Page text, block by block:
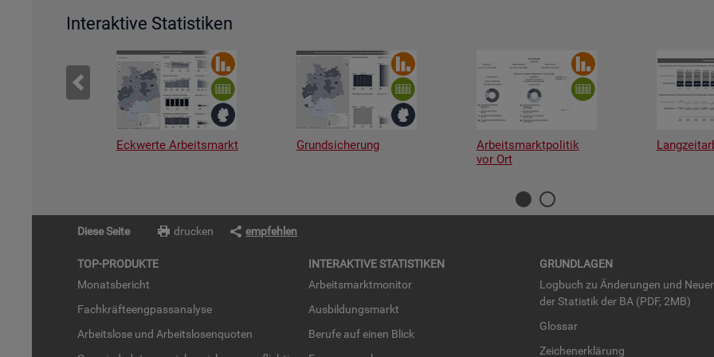
Interaktive Statistiken
Eckwerte Arbeitsmarkt Grundsicherung
Arbeitsmarktpolitik
vor Ort
Diese Seite drucken empfehlen
TOP-PRO­DUK­TE
Mo­nats­be­richt
Fach­kräf­te­eng­pass­ana­ly­se
Ar­beits­lo­se und Ar­beits­lo­sen­quo­ten
IN­TER­AK­TI­VE STA­TIS­TI­KEN
Ar­beits­markt­mo­ni­tor
Aus­bil­dungs­markt
Be­ru­fe auf einen Blick
GRUND­LA­GEN
Log­buch zu Än­de­run­gen und
der Sta­tis­tik der BA (PDF, 2MB)
Glos­sar
Zei­chen­er­klä­rung